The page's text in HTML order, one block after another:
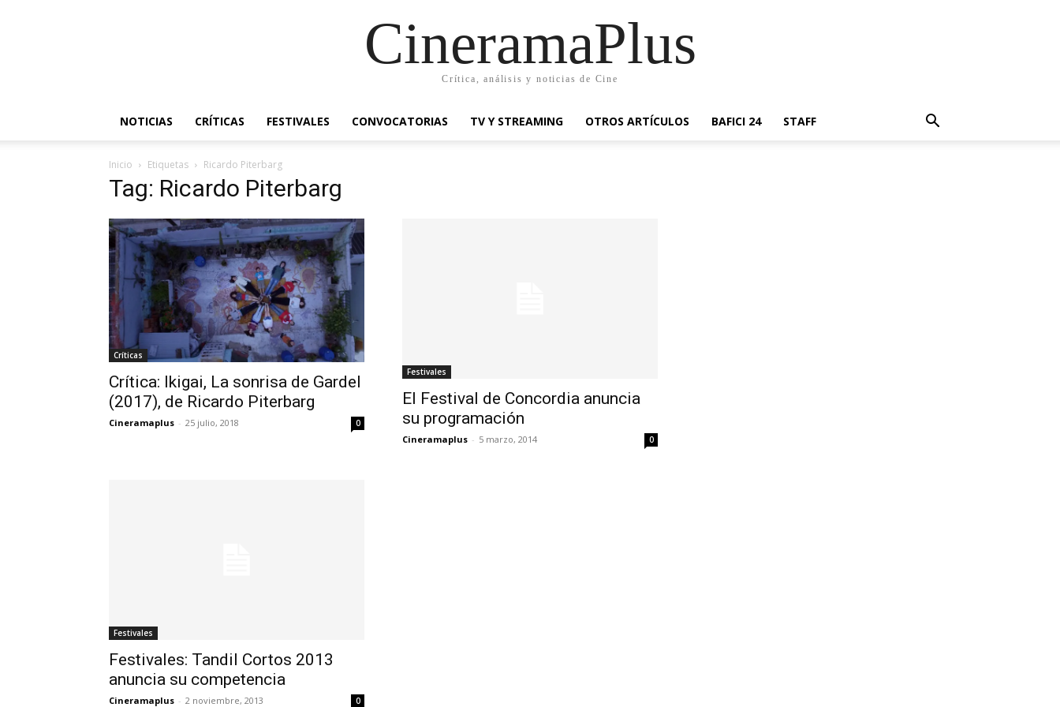
CineramaPlus
Crítica, análisis y noticias de Cine
NOTICIAS CRÍTICAS FESTIVALES CONVOCATORIAS TV Y STREAMING OTROS ARTÍCULOS BAFICI 24 STAFF
Inicio Etiquetas Ricardo Piterbarg
Tag: Ricardo Piterbarg
Críticas
Crítica: Ikigai, La sonrisa de Gardel
(2017), de Ricardo Piterbarg
Cineramaplus - 25 julio, 2018 0
Festivales
El Festival de Concordia anuncia
su programación
Cineramaplus - 5 marzo, 2014 0
Festivales
Festivales: Tandil Cortos 2013
anuncia su competencia
Cineramaplus - 2 noviembre, 2013 0